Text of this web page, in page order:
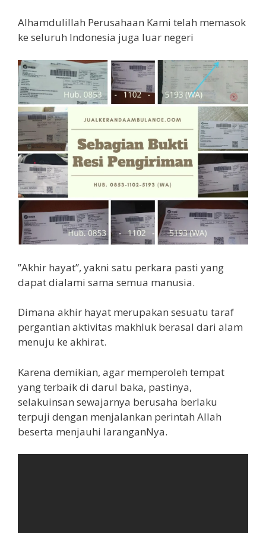
Alhamdulillah Perusahaan Kami telah memasok
ke seluruh Indonesia juga luar negeri
”Akhir hayat”, yakni satu perkara pasti yang
dapat dialami sama semua manusia.
Dimana akhir hayat merupakan sesuatu taraf
pergantian aktivitas makhluk berasal dari alam
menuju ke akhirat.
Karena demikian, agar memperoleh tempat
yang terbaik di darul baka, pastinya,
selakuinsan sewajarnya berusaha berlaku
terpuji dengan menjalankan perintah Allah
beserta menjauhi laranganNya.